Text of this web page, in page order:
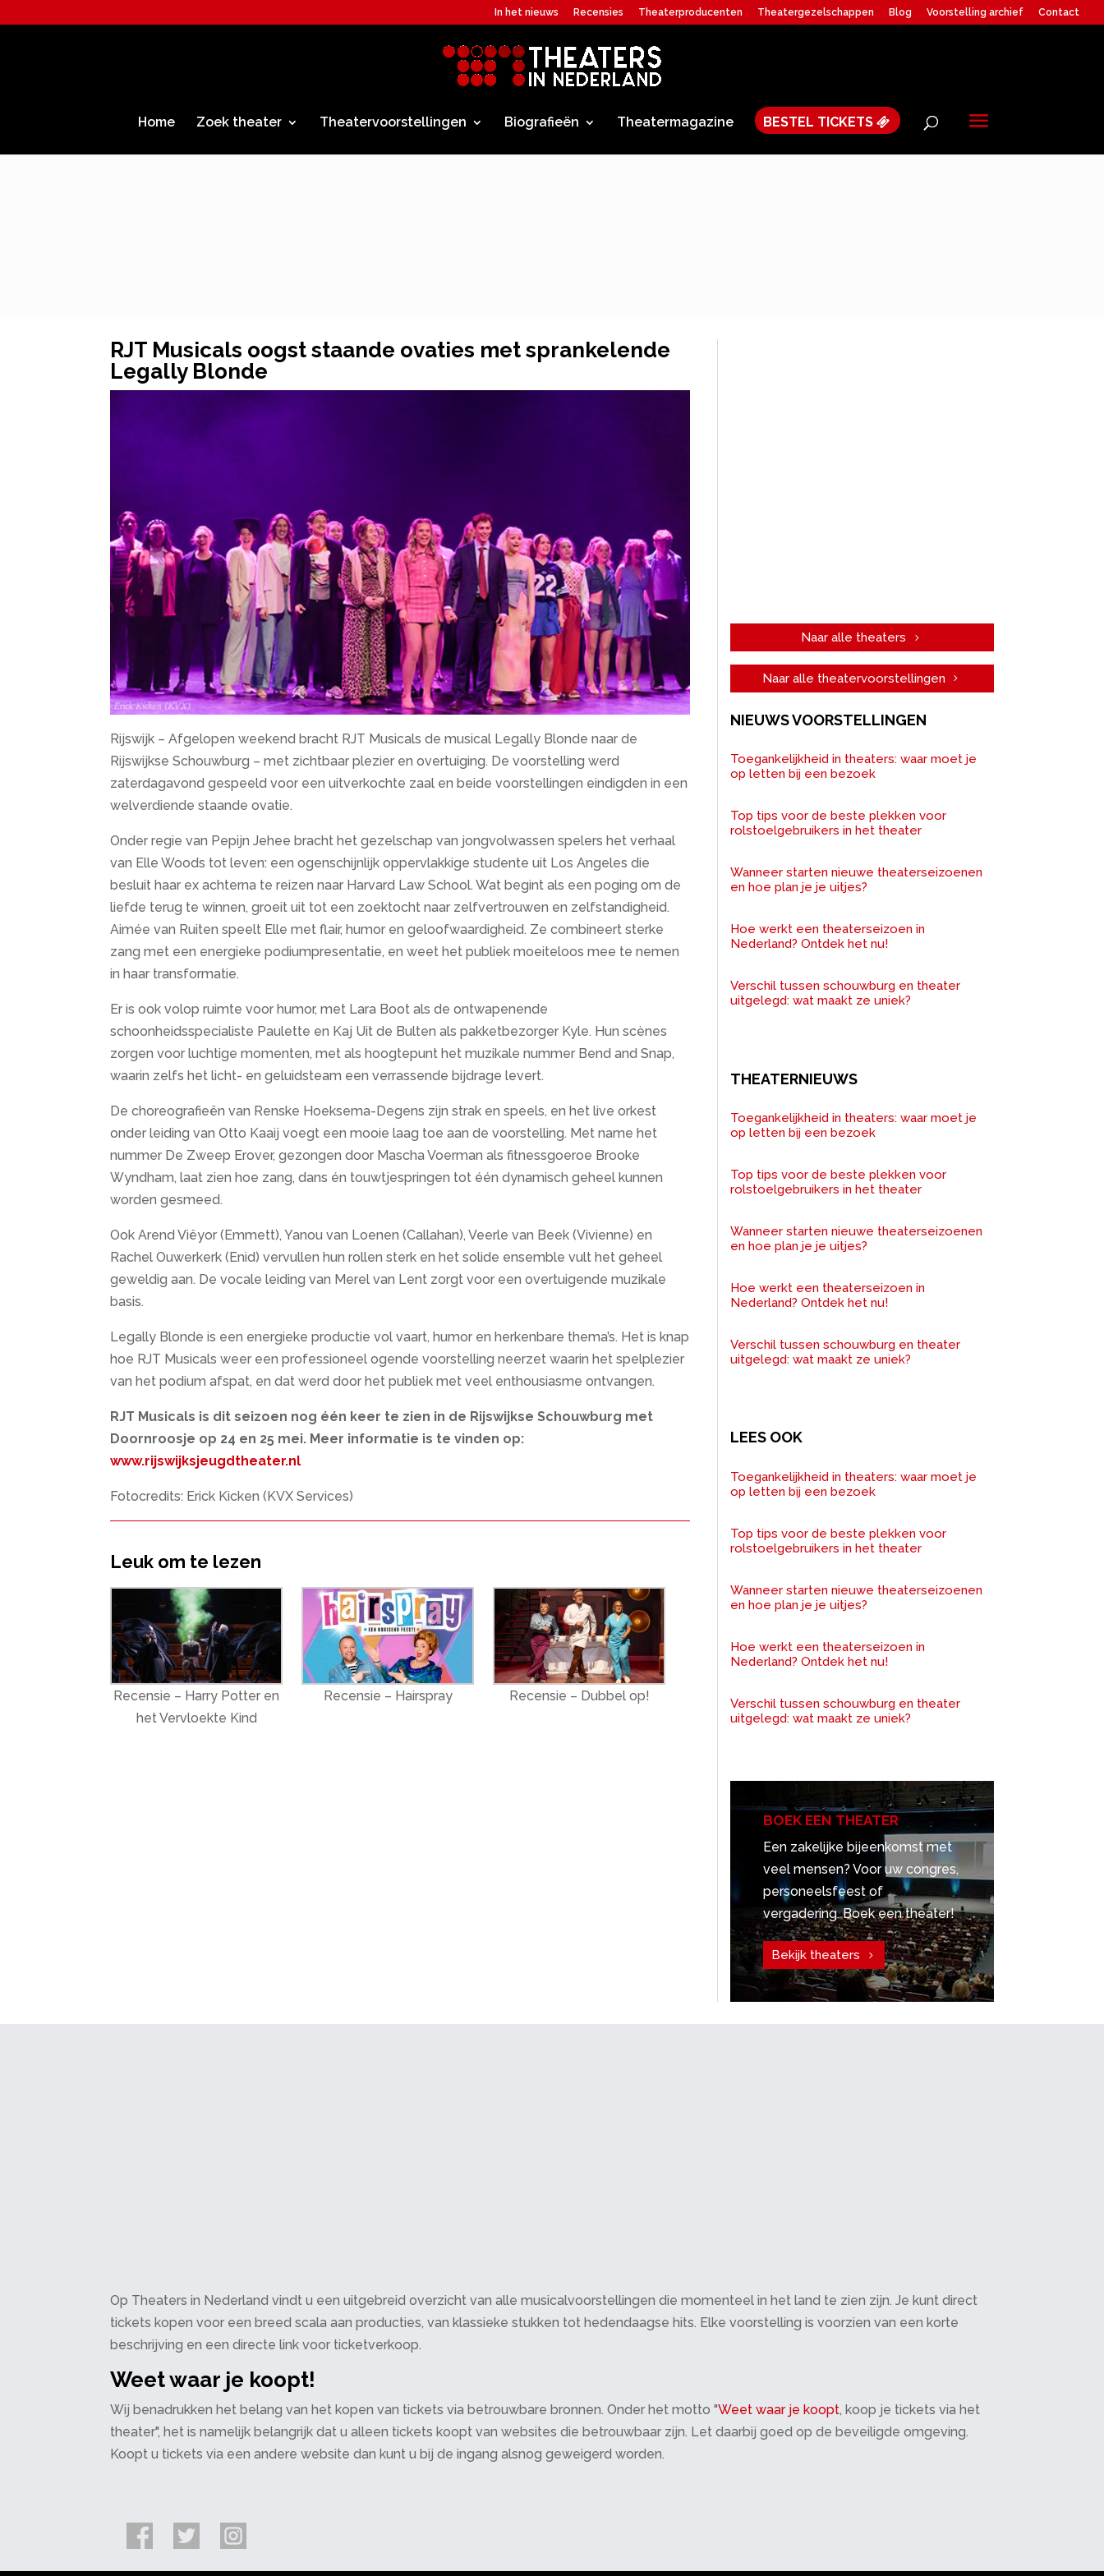
In het nieuws Recensies Theaterproducenten Theatergezelschappen Blog Voorstelling archief Contact
Home Zoek theater Theatervoorstellingen Biografieën Theatermagazine BESTEL TICKETS
RJT Musicals oogst staande ovaties met sprankelende
Legally Blonde
Rijswijk – Afgelopen weekend bracht RJT Musicals de musical Legally Blonde naar de
Rijswijkse Schouwburg – met zichtbaar plezier en overtuiging. De voorstelling werd
zaterdagavond gespeeld voor een uitverkochte zaal en beide voorstellingen eindigden in een
welverdiende staande ovatie.
Onder regie van Pepijn Jehee bracht het gezelschap van jongvolwassen spelers het verhaal
van Elle Woods tot leven: een ogenschijnlijk oppervlakkige studente uit Los Angeles die
besluit haar ex achterna te reizen naar Harvard Law School. Wat begint als een poging om de
liefde terug te winnen, groeit uit tot een zoektocht naar zelfvertrouwen en zelfstandigheid.
Aimée van Ruiten speelt Elle met flair, humor en geloofwaardigheid. Ze combineert sterke
zang met een energieke podiumpresentatie, en weet het publiek moeiteloos mee te nemen
in haar transformatie.
Er is ook volop ruimte voor humor, met Lara Boot als de ontwapenende
schoonheidsspecialiste Paulette en Kaj Uit de Bulten als pakketbezorger Kyle. Hun scènes
zorgen voor luchtige momenten, met als hoogtepunt het muzikale nummer Bend and Snap,
waarin zelfs het licht- en geluidsteam een verrassende bijdrage levert.
De choreografieën van Renske Hoeksema-Degens zijn strak en speels, en het live orkest
onder leiding van Otto Kaaij voegt een mooie laag toe aan de voorstelling. Met name het
nummer De Zweep Erover, gezongen door Mascha Voerman als fitnessgoeroe Brooke
Wyndham, laat zien hoe zang, dans én touwtjespringen tot één dynamisch geheel kunnen
worden gesmeed.
Ook Arend Viëyor (Emmett), Yanou van Loenen (Callahan), Veerle van Beek (Vivienne) en
Rachel Ouwerkerk (Enid) vervullen hun rollen sterk en het solide ensemble vult het geheel
geweldig aan. De vocale leiding van Merel van Lent zorgt voor een overtuigende muzikale
basis.
Legally Blonde is een energieke productie vol vaart, humor en herkenbare thema’s. Het is knap
hoe RJT Musicals weer een professioneel ogende voorstelling neerzet waarin het spelplezier
van het podium afspat, en dat werd door het publiek met veel enthousiasme ontvangen.
RJT Musicals is dit seizoen nog één keer te zien in de Rijswijkse Schouwburg met
Doornroosje op 24 en 25 mei. Meer informatie is te vinden op:
www.rijswijksjeugdtheater.nl
Fotocredits: Erick Kicken (KVX Services)
Leuk om te lezen
Recensie – Harry Potter en
het Vervloekte Kind
Recensie – Hairspray Recensie – Dubbel op!
Naar alle theaters
Naar alle theatervoorstellingen
NIEUWS VOORSTELLINGEN
Toegankelijkheid in theaters: waar moet je
op letten bij een bezoek
Top tips voor de beste plekken voor
rolstoelgebruikers in het theater
Wanneer starten nieuwe theaterseizoenen
en hoe plan je je uitjes?
Hoe werkt een theaterseizoen in
Nederland? Ontdek het nu!
Verschil tussen schouwburg en theater
uitgelegd: wat maakt ze uniek?
THEATERNIEUWS
Toegankelijkheid in theaters: waar moet je
op letten bij een bezoek
Top tips voor de beste plekken voor
rolstoelgebruikers in het theater
Wanneer starten nieuwe theaterseizoenen
en hoe plan je je uitjes?
Hoe werkt een theaterseizoen in
Nederland? Ontdek het nu!
Verschil tussen schouwburg en theater
uitgelegd: wat maakt ze uniek?
LEES OOK
Toegankelijkheid in theaters: waar moet je
op letten bij een bezoek
Top tips voor de beste plekken voor
rolstoelgebruikers in het theater
Wanneer starten nieuwe theaterseizoenen
en hoe plan je je uitjes?
Hoe werkt een theaterseizoen in
Nederland? Ontdek het nu!
Verschil tussen schouwburg en theater
uitgelegd: wat maakt ze uniek?
BOEK EEN THEATER
Een zakelijke bijeenkomst met
veel mensen? Voor uw congres,
personeelsfeest of
vergadering. Boek een theater!
Bekijk theaters
Op Theaters in Nederland vindt u een uitgebreid overzicht van alle musicalvoorstellingen die momenteel in het land te zien zijn. Je kunt direct
tickets kopen voor een breed scala aan producties, van klassieke stukken tot hedendaagse hits. Elke voorstelling is voorzien van een korte
beschrijving en een directe link voor ticketverkoop.
Weet waar je koopt!
Wij benadrukken het belang van het kopen van tickets via betrouwbare bronnen. Onder het motto "Weet waar je koopt, koop je tickets via het
theater", het is namelijk belangrijk dat u alleen tickets koopt van websites die betrouwbaar zijn. Let daarbij goed op de beveiligde omgeving.
Koopt u tickets via een andere website dan kunt u bij de ingang alsnog geweigerd worden.